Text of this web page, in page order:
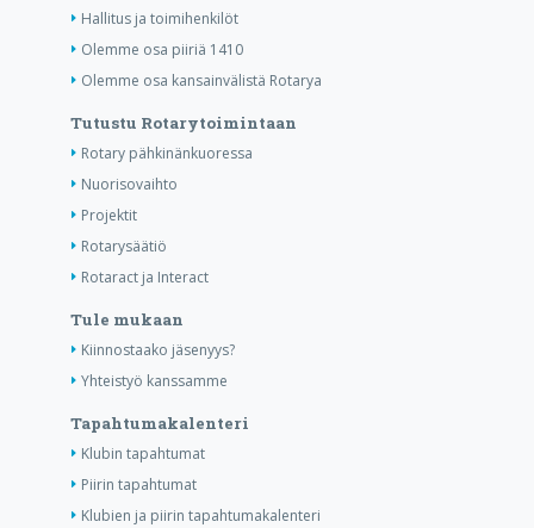
Hallitus ja toimihenkilöt
Olemme osa piiriä 1410
Olemme osa kansainvälistä Rotarya
Tutustu Rotarytoimintaan
Rotary pähkinänkuoressa
Nuorisovaihto
Projektit
Rotarysäätiö
Rotaract ja Interact
Tule mukaan
Kiinnostaako jäsenyys?
Yhteistyö kanssamme
Tapahtumakalenteri
Klubin tapahtumat
Piirin tapahtumat
Klubien ja piirin tapahtumakalenteri